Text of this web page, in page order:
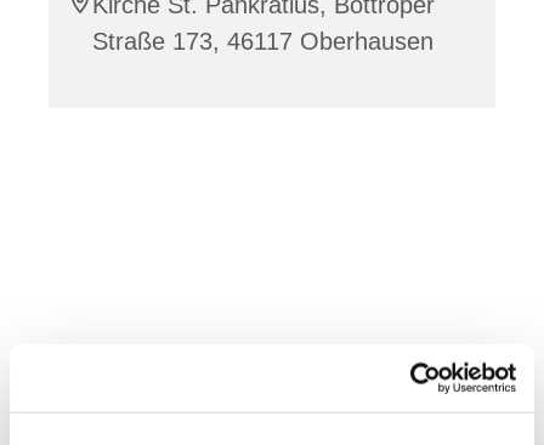
Kirche St. Pankratius, Bottroper
Straße 173, 46117 Oberhausen